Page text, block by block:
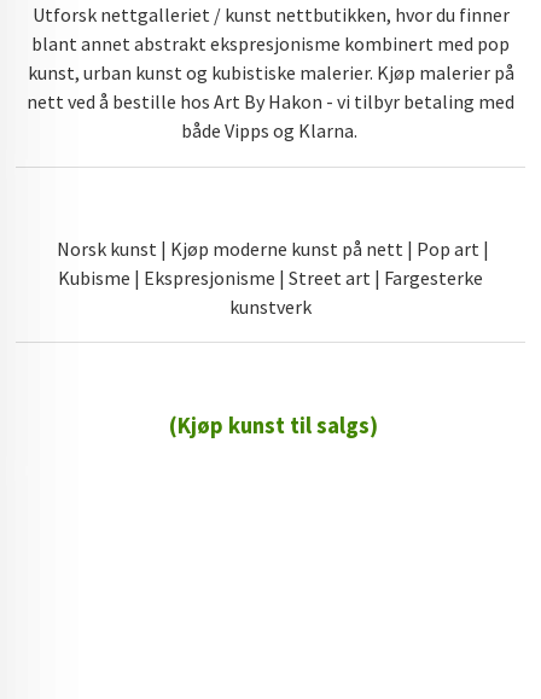
Utforsk nettgalleriet / kunst nettbutikken, hvor du finner
blant annet abstrakt ekspresjonisme kombinert med pop
kunst, urban kunst og kubistiske malerier. Kjøp malerier på
nett ved å bestille hos Art By Hakon - vi tilbyr betaling med
både Vipps og Klarna.
Norsk kunst | Kjøp moderne kunst på nett | Pop art |
Kubisme | Ekspresjonisme | Street art | Fargesterke
kunstverk
(Kjøp kunst til salgs)